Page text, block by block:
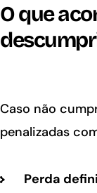
O que
Caso não
penalizadas
Perda